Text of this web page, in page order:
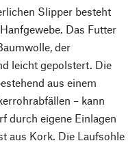
Slipper besteht
Das Futter
der
leicht gepolstert. Die
aus einem
– kann
durch eigene Einlagen
aus Kork. Die Laufsohle